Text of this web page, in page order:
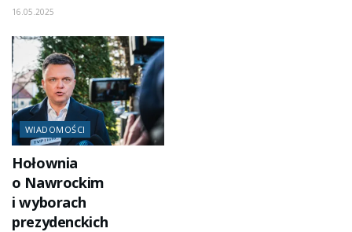
16.05.2025
WIADOMOŚCI
Hołownia
o Nawrockim
i wyborach
prezydenckich